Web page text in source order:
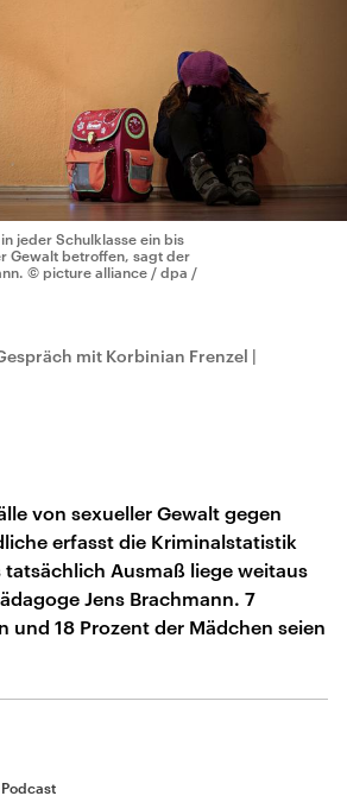
jeder Schulklasse ein bis
Gewalt betroffen, sagt der
© picture alliance / dpa /
mit Korbinian Frenzel |
von sexueller Gewalt gegen
erfasst die Kriminalstatistik
tatsächlich Ausmaß liege weitaus
Jens Brachmann. 7
und 18 Prozent der Mädchen seien